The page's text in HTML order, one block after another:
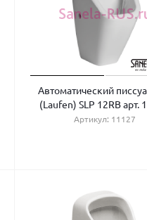
Автоматический
(Laufen) SLP 12RB арт.
Артикул: 11127